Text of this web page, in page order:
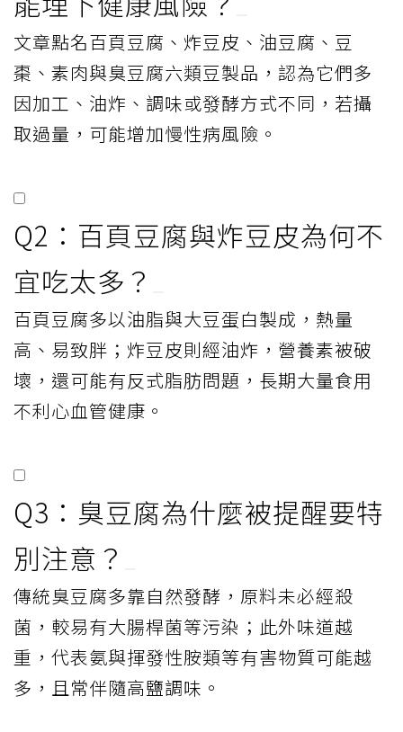
5.素肉
素火腿、素肉、素魚等原料為大豆蛋白、麵
筋、穀類、菇類等，再加上許多食物添加
劑，如明膠、色素、香料等而成，不僅讓許
多營養素流失，還有高鹽、高油問題，長期
6.臭豆腐
傳統臭豆腐是採自然發酵，其原料大多是祕
方，多半沒有經過殺菌，有相當高的機率產
生其他壞菌，如大腸桿菌的交叉汙染；研究
發現，臭豆腐愈臭，意味著有害身體的氨、
揮發性胺類、屍鹼等物質更多，危害也愈
及醬料，平均一份鹽量約10克，遠超過國民
每日平均6公克的鹽攝取量。
責任編輯：辜子桓
精華 FAQ
Q1：哪些常見豆製品被指出可